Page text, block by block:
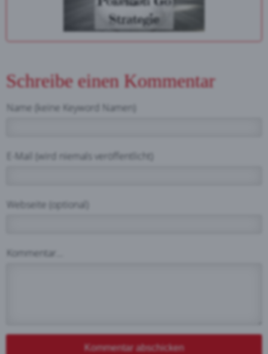
Schreibe einen Kommentar
Name (keine Keyword Namen)
E-Mail (wird niemals veröffentlicht)
Webseite (optional)
Kommentar...
Kommentar abschicken